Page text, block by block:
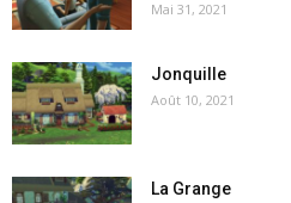
Mai 31, 2021
Jonquille
Août 10, 2021
La Grange